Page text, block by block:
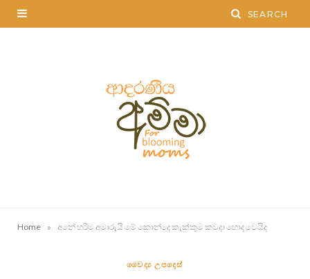
Home » අනේ හරිම අමාරුයි මේ කොන්දෙ කැක්කුම කවදා හොද වෙයිද
වෛද්‍ය උපදෙස්